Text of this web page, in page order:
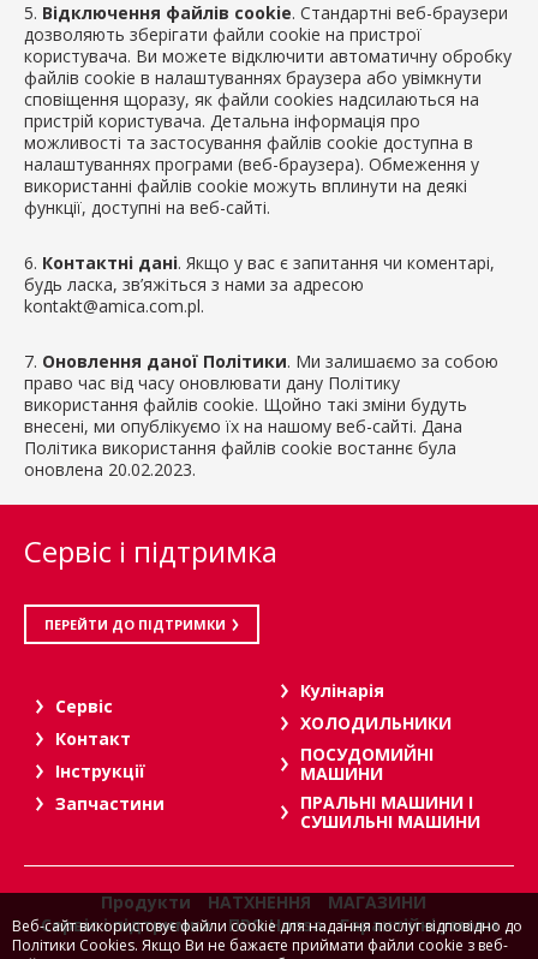
5. Відключення файлів cookie. Стандартні веб-браузери
дозволяють зберігати файли cookie на пристрої
користувача. Ви можете відключити автоматичну обробку
файлів cookie в налаштуваннях браузера або увімкнути
сповіщення щоразу, як файли cookies надсилаються на
пристрій користувача. Детальна інформація про
можливості та застосування файлів cookie доступна в
налаштуваннях програми (веб-браузера). Обмеження у
використанні файлів cookie можуть вплинути на деякі
функції, доступні на веб-сайті.
6. Контактні дані. Якщо у вас є запитання чи коментарі,
будь ласка, зв’яжіться з нами за адресою
kontakt@amica.com.pl.
7. Оновлення даної Політики. Ми залишаємо за собою
право час від часу оновлювати дану Політику
використання файлів cookie. Щойно такі зміни будуть
внесені, ми опублікуємо їх на нашому веб-сайті. Дана
Політика використання файлів cookie востаннє була
оновлена 20.02.2023.
Сервіс і підтримка
ПЕРЕЙТИ ДО ПІДТРИМКИ
Сервіс
Контакт
Інструкції
Запчастини
Кулінарія
ХОЛОДИЛЬНИКИ
ПОСУДОМИЙНІ
МАШИНИ
ПРАЛЬНІ МАШИНИ І
СУШИЛЬНІ МАШИНИ
Продукти НАТХНЕННЯ
МАГАЗИНИ
Сервіс і підтримка
ПРО Hansa Гарантійні умови
Веб-сайт використовує файли cookie для надання послуг відповідно до
Політики Cookies. Якщо Ви не бажаєте приймати файли cookie з веб-